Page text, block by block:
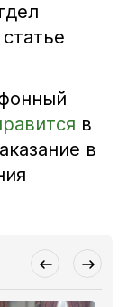
в
в